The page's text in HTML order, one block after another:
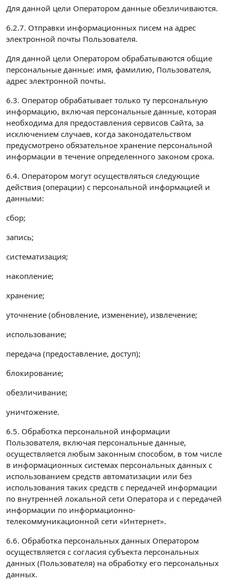
Для данной цели Оператором данные обезличиваются.
6.2.7. Отправки информационных писем на адрес
электронной почты Пользователя.
Для данной цели Оператором обрабатываются общие
персональные данные: имя, фамилию, Пользователя,
адрес электронной почты.
6.3. Оператор обрабатывает только ту персональную
информацию, включая персональные данные, которая
необходима для предоставления сервисов Сайта, за
исключением случаев, когда законодательством
предусмотрено обязательное хранение персональной
информации в течение определенного законом срока.
6.4. Оператором могут осуществляться следующие
действия (операции) с персональной информацией и
данными:
сбор;
запись;
систематизация;
накопление;
хранение;
уточнение (обновление, изменение), извлечение;
использование;
передача (предоставление, доступ);
блокирование;
обезличивание;
уничтожение.
6.5. Обработка персональной информации
Пользователя, включая персональные данные,
осуществляется любым законным способом, в том числе
в информационных системах персональных данных с
использованием средств автоматизации или без
использования таких средств с передачей информации
по внутренней локальной сети Оператора и с передачей
информации по информационно-
телекоммуникационной сети «Интернет».
6.6. Обработка персональных данных Оператором
осуществляется с согласия субъекта персональных
данных (Пользователя) на обработку его персональных
данных.